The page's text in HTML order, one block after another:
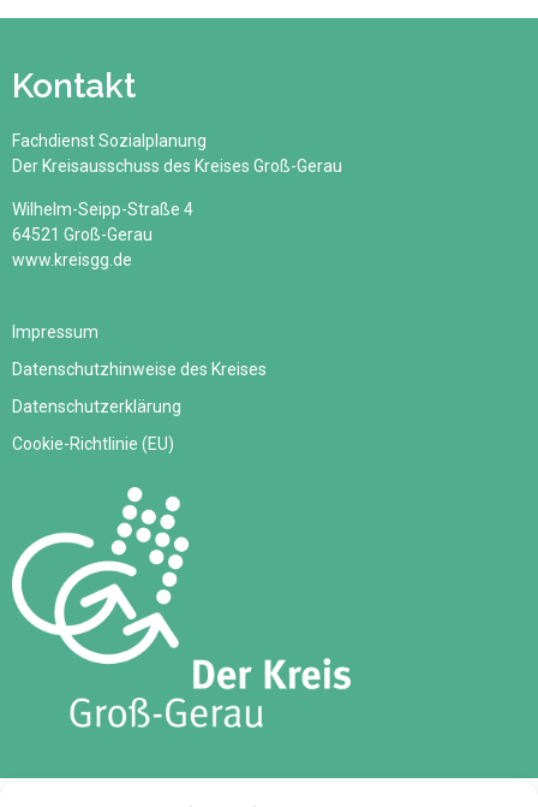
Kontakt
Fachdienst Sozialplanung
Der Kreisausschuss des Kreises Groß-Gerau
Wilhelm-Seipp-Straße 4
64521 Groß-Gerau
www.kreisgg.de
Impressum
Datenschutzhinweise des Kreises
Datenschutzerklärung
Cookie-Richtlinie (EU)